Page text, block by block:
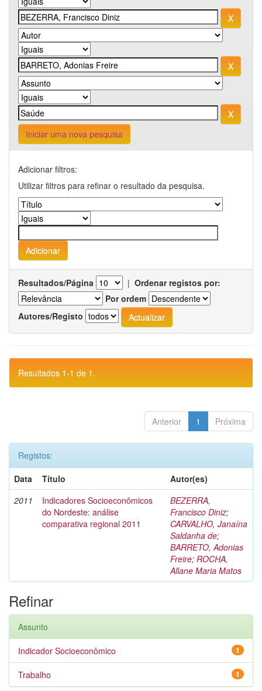
Iniciar uma nova pesquisa
Adicionar filtros:
Utilizar filtros para refinar o resultado da pesquisa.
Resultados/Página | Ordenar registos por:
Por ordem
Autores/Registo
Resultados 1-1 de 1.
Anterior 1 Próxima
Registos:
Data
Título
Autor(es)
2011
Indicadores Socioeconômicos
do Nordeste: análise
comparativa regional 2011
BEZERRA,
Francisco Diniz;
CARVALHO, Janaína
Saldanha de;
BARRETO, Adonias
Freire; ROCHA,
Allane Maria Matos
Refinar
Assunto
1
Indicador Socioeconômico
1
Trabalho